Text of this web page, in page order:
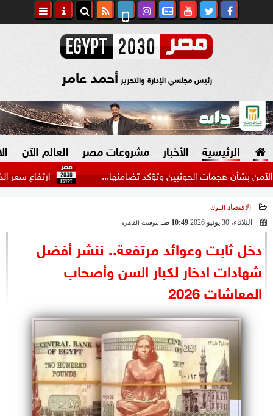
رئيس مجلسي الإدارة والتحرير أحمد عامر
الرئيسية الأخبار
السياسة
الرئاسة
البرلمان
الوزارات
الأحزاب
مشروعات مصر
صنع في مصر
العالم الآن
ارتفاع سعر الذهب اليوم الأحد 9 أغسطس 2026 هجمات الحوثيين وتؤكد تضامنها...
الاقتصاد البنوك
الثلاثاء، 30 يونيو 2026 10:49 صـ بتوقيت القاهرة
دخل ثابت وعوائد مرتفعة.. ننشر أفضل
شهادات ادخار لكبار السن وأصحاب
المعاشات 2026